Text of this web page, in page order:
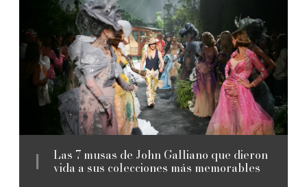
Las 7 musas de John Galliano que dieron
vida a sus colecciones más memorables